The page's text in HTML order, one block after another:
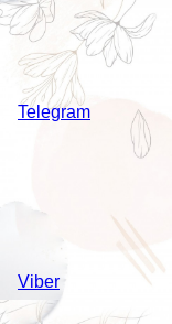
Telegram
Viber